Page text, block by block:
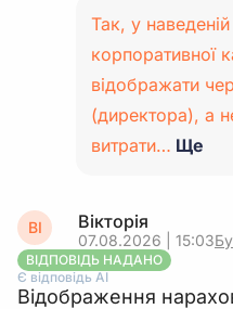
Так, у наведеній
корпоративної
відображати
(директора), а
витрати… Ще
ВІ Вікторія
07.08.2026 | 15:03
ВІДПОВІДЬ НАДАНО
Є відповідь АІ
Відображення